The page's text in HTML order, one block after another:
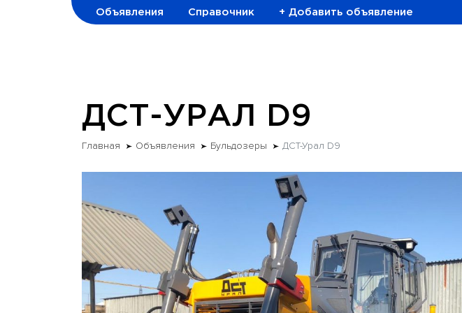
Объявления Справочник + Добавить объявление
ДСТ-УРАЛ D9
Главная Объявления Бульдозеры ДСТ-Урал D9